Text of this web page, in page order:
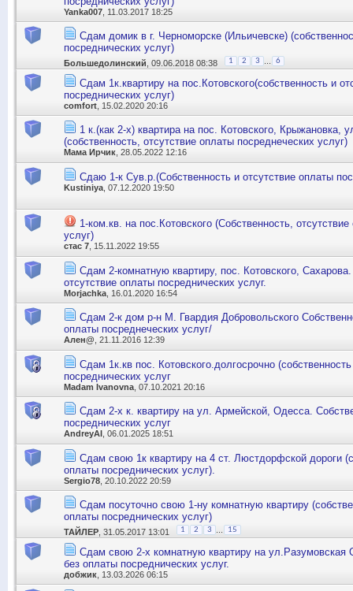
Yanka007 , 11.03.2017 18:25
Сдам домик в г. Черноморске (Ильичевске)
посреднических услуг)
Большедолинский , 09.06.2018 08:38 1 2 3 6
Сдам 1к.квартиру на пос.Котовского(собственность и
посреднических услуг)
comfort , 15.02.2020 20:16
1 к.(как 2-х) квартира на пос. Котовского, Крыжановка,
(собственность, отсутствие оплаты посреднеческих услуг)
Мама Ирчик , 28.05.2022 12:16
Сдаю 1-к Сув.р.(Собственность и отсутствие оплаты
Kustiniya , 07.12.2020 19:50
1-ком.кв. на пос.Котовского (Собственность,
услуг)
стас 7 , 15.11.2022 19:55
Сдам 2-комнатную квартиру, пос. Котовского,
отсутствие оплаты посреднических услуг.
Morjachka , 16.01.2020 16:54
Сдам 2-к дом р-н М. Гвардия Добровольского
оплаты посреднеческих услуг/
Ален@ , 21.11.2016 12:39
Сдам 1к.кв пос. Котовского.долгосрочно
посреднических услуг
Madam Ivanovna , 07.10.2021 20:16
Сдам 2-х к. квартиру на ул. Армейской, Одесса.
посреднических услуг
AndreyAI , 06.01.2025 18:51
Сдам свою 1к квартиру на 4 ст. Люстдорфской дороги
оплаты посреднических услуг).
Sergio78 , 20.10.2022 20:59
Сдам посуточно свою 1-ну комнатную квартиру
оплаты посреднических услуг)
ТАЙЛЕР , 31.05.2017 13:01 1 2 3 15
Сдам свою 2-х комнатную квартиру на ул.Разумовская
без оплаты посреднических услуг.
добжик , 13.03.2026 06:15